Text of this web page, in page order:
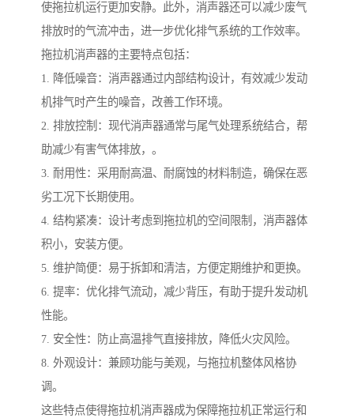
使拖拉机运行更加安静。此外，消声器还可以减少废气
排放时的气流冲击，进一步优化排气系统的工作效率。
拖拉机消声器的主要特点包括：
1. 降低噪音：消声器通过内部结构设计，有效减少发动
机排气时产生的噪音，改善工作环境。
2. 排放控制：现代消声器通常与尾气处理系统结合，帮
助减少有害气体排放，。
3. 耐用性：采用耐高温、耐腐蚀的材料制造，确保在恶
劣工况下长期使用。
4. 结构紧凑：设计考虑到拖拉机的空间限制，消声器体
积小，安装方便。
5. 维护简便：易于拆卸和清洁，方便定期维护和更换。
6. 提率：优化排气流动，减少背压，有助于提升发动机
性能。
7. 安全性：防止高温排气直接排放，降低火灾风险。
8. 外观设计：兼顾功能与美观，与拖拉机整体风格协
调。
这些特点使得拖拉机消声器成为保障拖拉机正常运行和